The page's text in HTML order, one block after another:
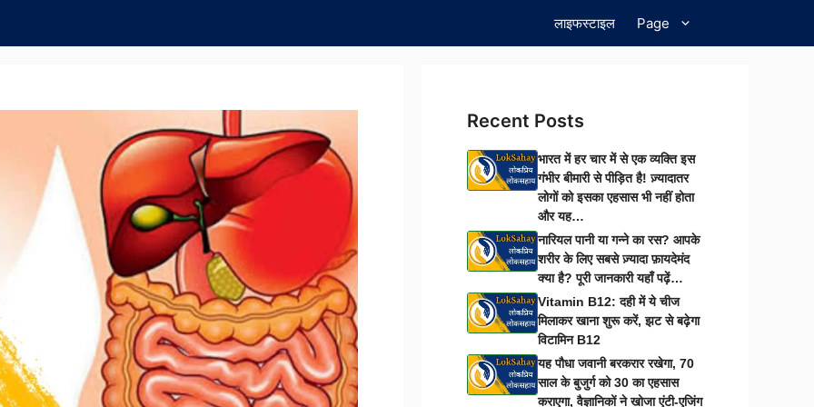
लाइफस्टाइल Page
Recent Posts
भारत में हर चार में से एक व्यक्ति इस
गंभीर बीमारी से पीड़ित है! ज़्यादातर
लोगों को इसका एहसास भी नहीं होता
और यह…
नारियल पानी या गन्ने का रस? आपके
शरीर के लिए सबसे ज़्यादा फ़ायदेमंद
क्या है? पूरी जानकारी यहाँ पढ़ें…
Vitamin B12: दही में ये चीज
मिलाकर खाना शुरू करें, झट से बढ़ेगा
विटामिन B12
यह पौधा जवानी बरकरार रखेगा, 70
साल के बुजुर्ग को 30 का एहसास
कराएगा, वैज्ञानिकों ने खोजा एंटी-एजिंग